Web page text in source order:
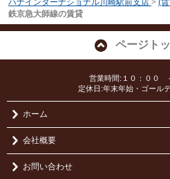
ハナインターナショナル川崎駅前支店 > (
鉄京急大師線の賃貸
ページト
営業時間:１０：００
定休日:年末年始・ゴール
ホーム
会社概要
お問い合わせ